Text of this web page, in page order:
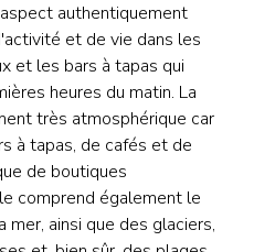
authentiquement
et de vie dans les
et les bars à tapas qui
heures du matin. La
très atmosphérique car
à tapas, de cafés et de
de boutiques
comprend également le
mer, ainsi que des glaciers,